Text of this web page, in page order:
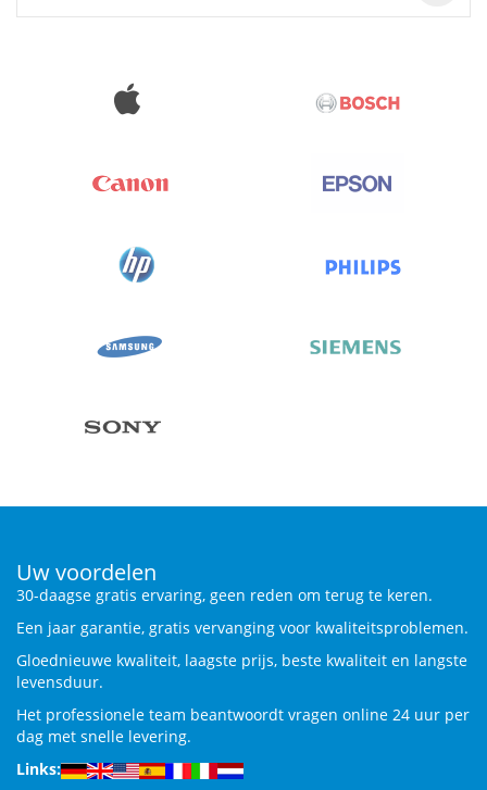
Uw voordelen
30-daagse gratis ervaring, geen reden om terug te keren.
Een jaar garantie, gratis vervanging voor kwaliteitsproblemen.
Gloednieuwe kwaliteit, laagste prijs, beste kwaliteit en langste
levensduur.
Het professionele team beantwoordt vragen online 24 uur per
dag met snelle levering.
Links: